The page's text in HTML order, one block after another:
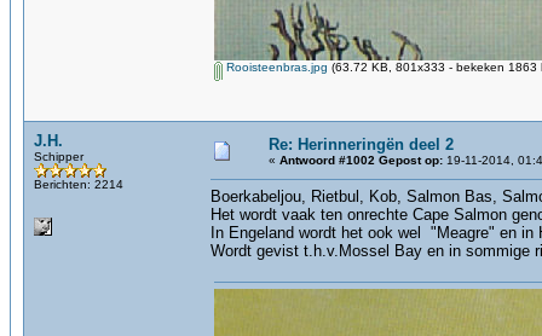
Rooisteenbras.jpg (63.72 KB, 801x333 - bekeken 1863
J.H.
Schipper
Berichten: 2214
Re: Herinneringën deel 2
« Antwoord #1002 Gepost op: 19-11-2014,
Boerkabeljou, Rietbul, Kob, Salmon Bas,
Het wordt vaak ten onrechte Cape Salmon
In Engeland wordt het ook wel "Meagre" en
Wordt gevist t.h.v.Mossel Bay en in sommige